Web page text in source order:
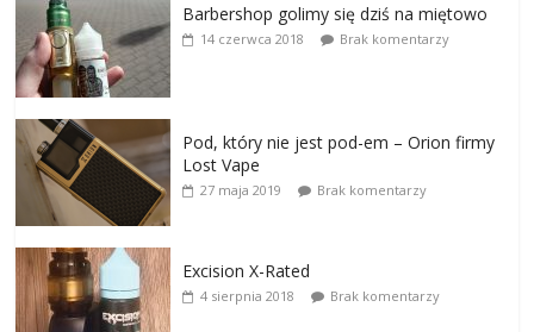
Barbershop golimy się dziś na miętowo
14 czerwca 2018 Brak komentarzy
Pod, który nie jest pod-em – Orion firmy
Lost Vape
27 maja 2019 Brak komentarzy
Excision X-Rated
4 sierpnia 2018 Brak komentarzy